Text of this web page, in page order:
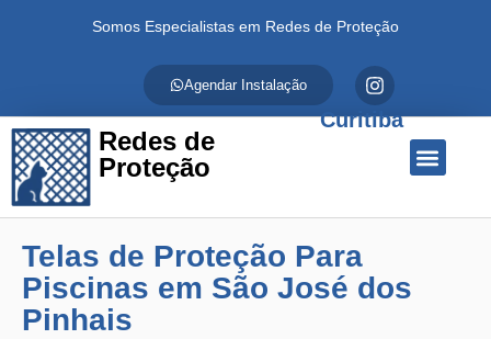
Somos Especialistas em Redes de Proteção
Agendar Instalação
Redes de
Proteção
Curitiba
Telas de Proteção Para
Piscinas em São José dos
Pinhais